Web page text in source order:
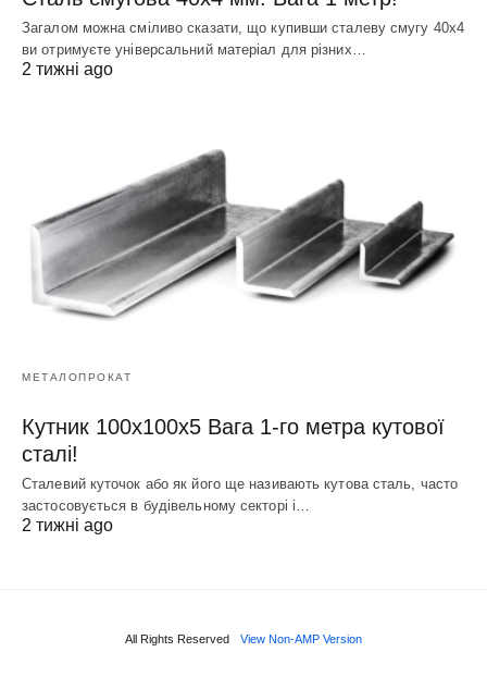
Загалом можна сміливо сказати, що купивши сталеву смугу 40х4
ви отримуєте універсальний матеріал для різних…
2 тижні ago
МЕТАЛОПРОКАТ
Кутник 100х100х5 Вага 1-го метра кутової
сталі!
Сталевий куточок або як його ще називають кутова сталь, часто
застосовується в будівельному секторі і…
2 тижні ago
All Rights Reserved View Non-AMP Version